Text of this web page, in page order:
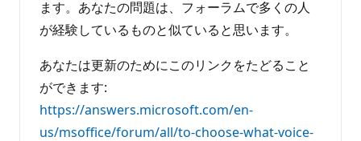
ます。あなたの問題は、フォーラムで多くの人
が経験しているものと似ていると思います。
あなたは更新のためにこのリンクをたどること
ができます:
https://answers.microsoft.com/en-
us/msoffice/forum/all/to-choose-what-voice-